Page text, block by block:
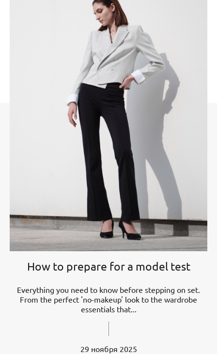
How to prepare for a model test
Everything you need to know before stepping on set.
From the perfect 'no-makeup' look to the wardrobe
essentials that...
29 ноября 2025